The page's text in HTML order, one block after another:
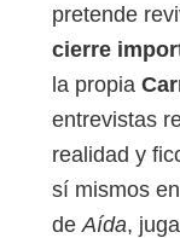
pretende
cierre
la propia
entrevistas
realidad y
sí mismos
de Aída,